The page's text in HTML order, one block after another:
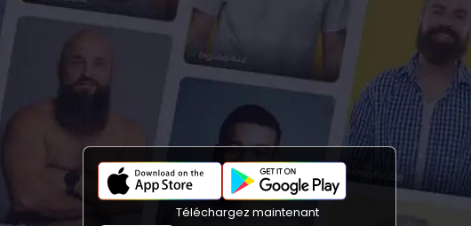
Téléchargez maintenant